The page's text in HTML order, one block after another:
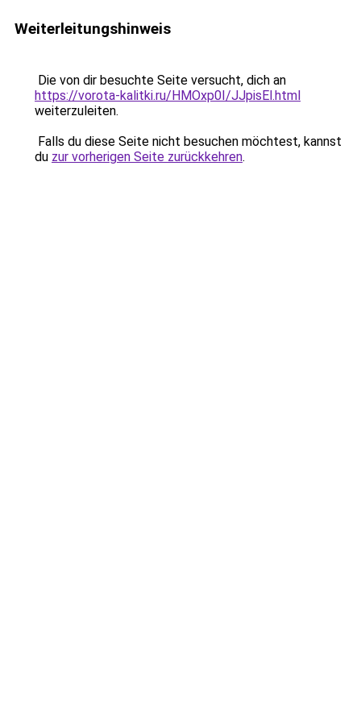
Weiterleitungshinweis
Die von dir besuchte Seite versucht, dich an
https://vorota-kalitki.ru/HMOxp0I/JJpisEl.html
weiterzuleiten.
Falls du diese Seite nicht besuchen möchtest, kannst
du zur vorherigen Seite zurückkehren.